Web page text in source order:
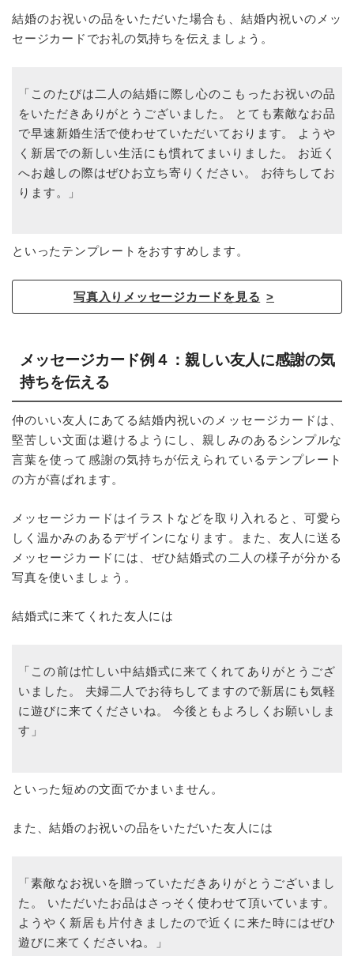
結婚のお祝いの品をいただいた場合も、結婚内祝いのメッ
セージカードでお礼の気持ちを伝えましょう。
「このたびは二人の結婚に際し心のこもったお祝いの品
をいただきありがとうございました。 とても素敵なお品
で早速新婚生活で使わせていただいております。 ようや
く新居での新しい生活にも慣れてまいりました。 お近く
へお越しの際はぜひお立ち寄りください。 お待ちしてお
ります。」
といったテンプレートをおすすめします。
写真入りメッセージカードを見る
メッセージカード例４：親しい友人に感謝の気
持ちを伝える
仲のいい友人にあてる結婚内祝いのメッセージカードは、
堅苦しい文面は避けるようにし、親しみのあるシンプルな
言葉を使って感謝の気持ちが伝えられているテンプレート
の方が喜ばれます。
メッセージカードはイラストなどを取り入れると、可愛ら
しく温かみのあるデザインになります。また、友人に送る
メッセージカードには、ぜひ結婚式の二人の様子が分かる
写真を使いましょう。
結婚式に来てくれた友人には
「この前は忙しい中結婚式に来てくれてありがとうござ
いました。 夫婦二人でお待ちしてますので新居にも気軽
に遊びに来てくださいね。 今後ともよろしくお願いしま
す」
といった短めの文面でかまいません。
また、結婚のお祝いの品をいただいた友人には
「素敵なお祝いを贈っていただきありがとうございまし
た。 いただいたお品はさっそく使わせて頂いています。
ようやく新居も片付きましたので近くに来た時にはぜひ
遊びに来てくださいね。」